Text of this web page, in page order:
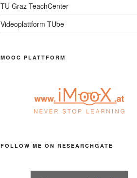
TU Graz TeachCenter
Videoplattform TUbe
MOOC PLATTFORM
FOLLOW ME ON RESEARCHGATE